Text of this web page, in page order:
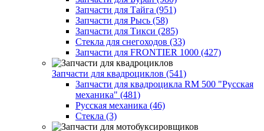
Запчасти для Тайга (951)
Запчасти для Рысь (58)
Запчасти для Тикси (285)
Стекла для снегоходов (33)
Запчасти для FRONTIER 1000 (427)
Запчасти для квадроциклов (541)
Запчасти для квадроцикла RM 500 "Русская
механика" (481)
Русская механика (46)
Стекла (3)